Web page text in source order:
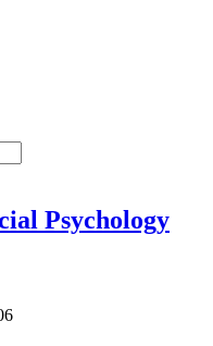
Psychology